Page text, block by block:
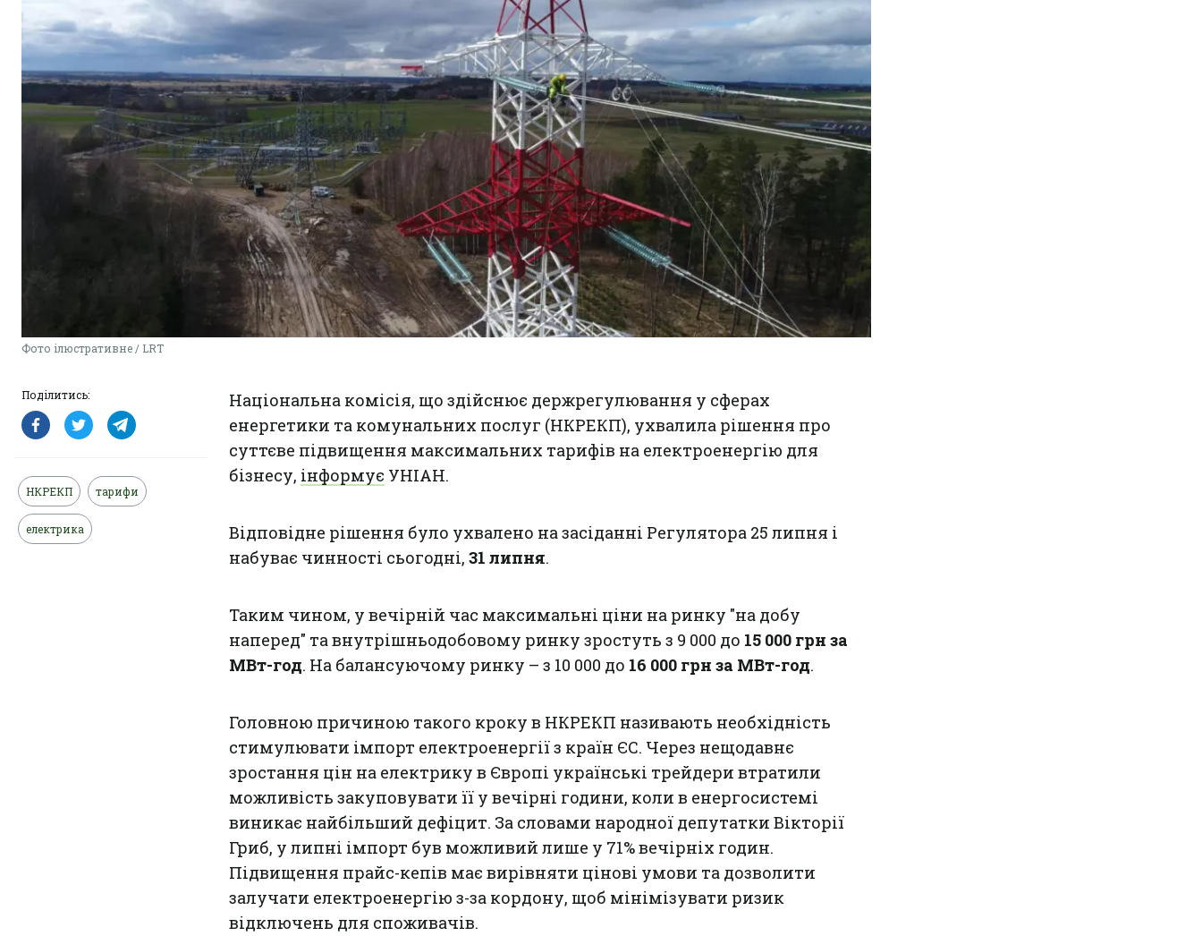
Фото ілюстративне / LRT
Поділитись:
НКРЕКП тарифи
електрика
Національна комісія, що здійснює держрегулювання у сферах
енергетики та комунальних послуг (НКРЕКП), ухвалила рішення про
суттєве підвищення максимальних тарифів на електроенергію для
бізнесу, інформує УНІАН.
Відповідне рішення було ухвалено на засіданні Регулятора 25 липня і
набуває чинності сьогодні, 31 липня.
Таким чином, у вечірній час максимальні ціни на ринку "на добу
наперед" та внутрішньодобовому ринку зростуть з 9 000 до 15 000 грн за
МВт-год. На балансуючому ринку – з 10 000 до 16 000 грн за МВт-год.
Головною причиною такого кроку в НКРЕКП називають необхідність
стимулювати імпорт електроенергії з країн ЄС. Через нещодавнє
зростання цін на електрику в Європі українські трейдери втратили
можливість закуповувати її у вечірні години, коли в енергосистемі
виникає найбільший дефіцит. За словами народної депутатки Вікторії
Гриб, у липні імпорт був можливий лише у 71% вечірніх годин.
Підвищення прайс-кепів має вирівняти цінові умови та дозволити
залучати електроенергію з-за кордону, щоб мінімізувати ризик
відключень для споживачів.